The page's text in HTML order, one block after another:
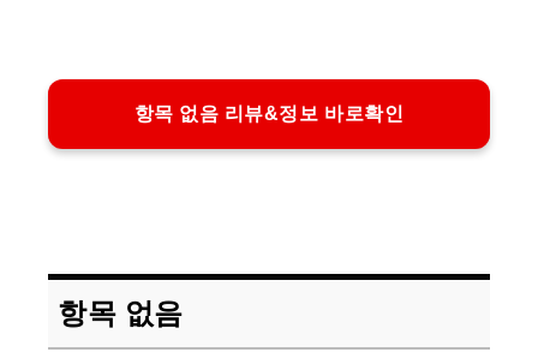
항목 없음 리뷰&정보 바로확인
항목 없음